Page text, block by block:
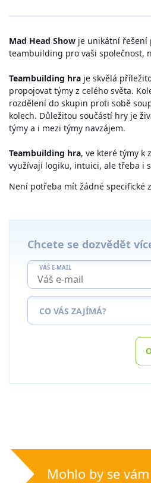
Mad Head Show je unikátní řešení
teambuilding pro vaši společnost,
Teambuilding hra je skvělá
propojovat týmy z celého světa.
rozdělení do skupin proti sobě
kolech. Důležitou součástí hry je
týmy a i mezi týmy navzájem.
Teambuilding hra, ve které týmy k
využívají logiku, intuici, ale třeba i
Není potřeba mít žádné specifické
Chcete se dozvědět
VÁŠ E-MAIL
CO VÁS ZAJÍMÁ?
Mohlo by se vám